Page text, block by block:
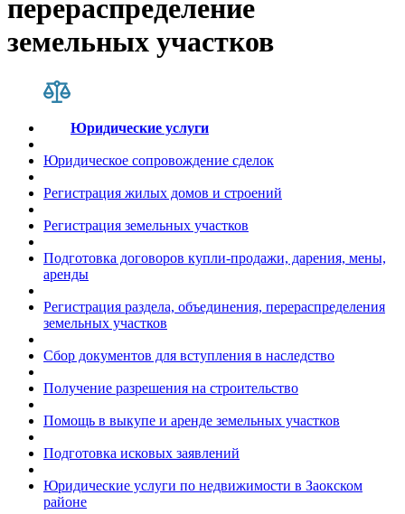
перераспределение
земельных участков
Юридические услуги
Юридическое сопровождение сделок
Регистрация жилых домов и строений
Регистрация земельных участков
Подготовка договоров купли-продажи, дарения, мены,
аренды
Регистрация раздела, объединения, перераспределения
земельных участков
Сбор документов для вступления в наследство
Получение разрешения на строительство
Помощь в выкупе и аренде земельных участков
Подготовка исковых заявлений
Юридические услуги по недвижимости в Заокском
районе